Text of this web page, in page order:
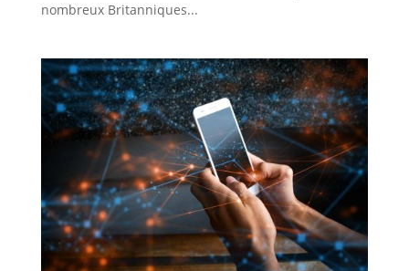
nombreux Britanniques...